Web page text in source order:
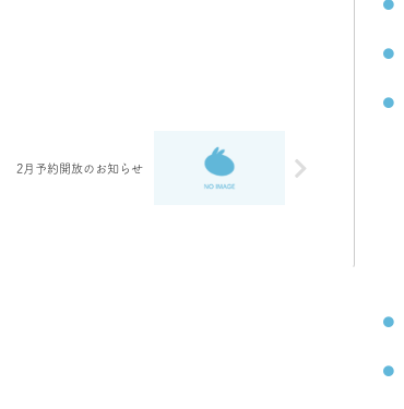
2月予約開放のお知らせ